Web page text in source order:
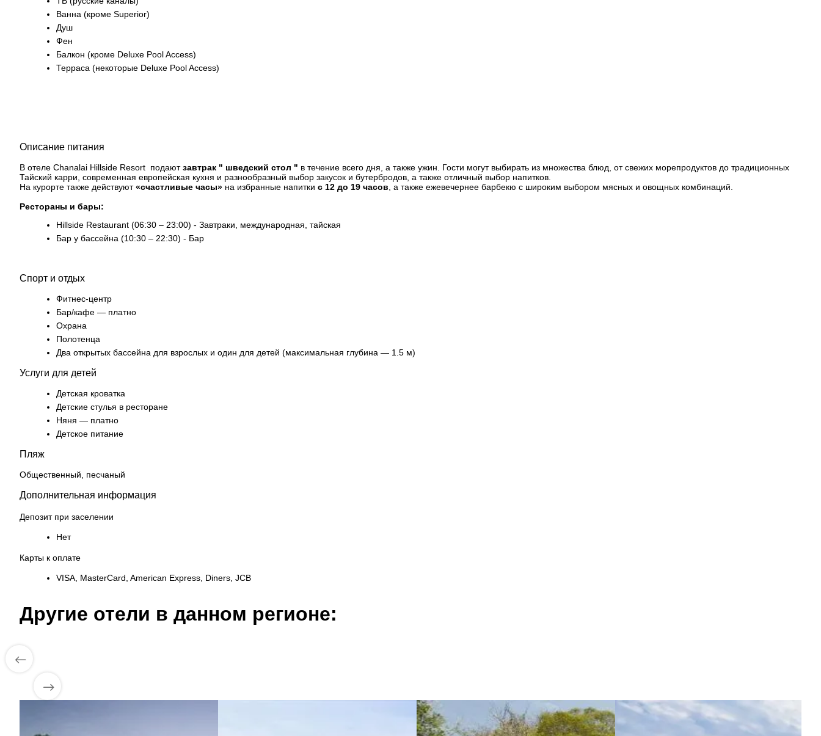
Ванна (кроме Superior)
Душ
Фен
Балкон (кроме Deluxe Pool Access)
Терраса (некоторые Deluxe Pool Access)
Описание питания
В отеле Chanalai Hillside Resort подаютзавтрак " шведский стол " в течение всего дня, а также ужин. Гости могут выбирать из множества блюд, от свежих морепродуктов до традиционных
Тайский карри, современная европейская кухня и разнообразный выбор закусок и бутербродов, а также отличный выбор напитков.
На курорте также действуют«счастливые часы» на избранные напитки с 12 до 19 часов , а также ежевечернее барбекю с широким выбором мясных и овощных комбинаций.
Рестораны и бары:
Hillside Restaurant (06:30 – 23:00) - Завтраки, международная, тайская
Бар у бассейна (10:30 – 22:30) - Бар
Спорт и отдых
Фитнес-центр
Бар/кафе — платно
Охрана
Полотенца
Два открытых бассейна для взрослых и один для детей (максимальная глубина — 1.5 м)
Услуги для детей
Детская кроватка
Детские стулья в ресторане
Няня — платно
Детское питание
Пляж
Общественный, песчаный
Дополнительная информация
Депозит при заселении
Нет
Карты к оплате
VISA, MasterСard, American Express, Diners, JCB
Другие отели в данном регионе: